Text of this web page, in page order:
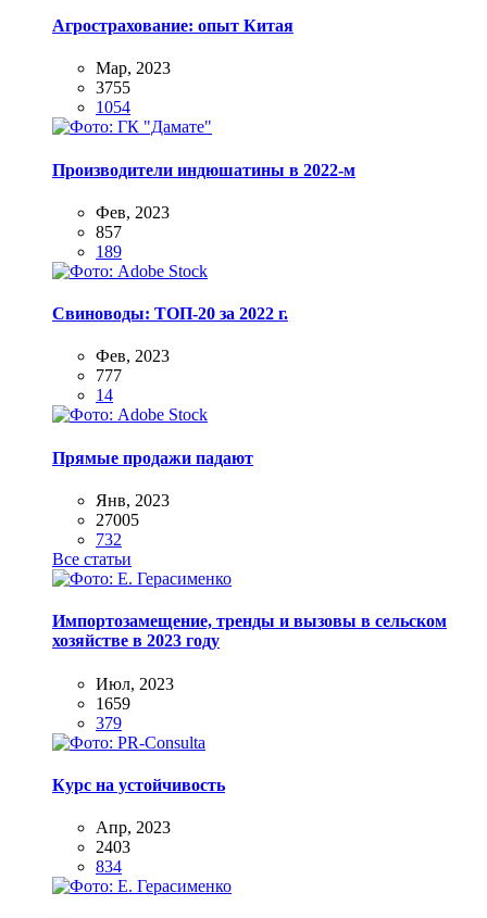
Агрострахование: опыт Китая
Мар, 2023
3755
1054
Производители индюшатины в 2022-м
Фев, 2023
857
189
Свиноводы: ТОП-20 за 2022 г.
Фев, 2023
777
14
Прямые продажи падают
Янв, 2023
27005
732
Все статьи
Импортозамещение, тренды и вызовы в сельском
хозяйстве в 2023 году
Июл, 2023
1659
379
Курс на устойчивость
Апр, 2023
2403
834